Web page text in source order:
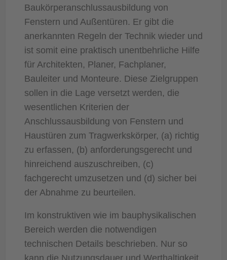
Baukörperanschlussausbildung von
Fenstern und Außentüren. Er gibt die
anerkannten Regeln der Technik wieder und
ist somit eine praktisch unentbehrliche Hilfe
für Architekten, Planer, Fachplaner,
Bauleiter und Monteure. Diese Zielgruppen
sollen in die Lage versetzt werden, die
wesentlichen Kriterien der
Anschlussausbildung von Fenstern und
Haustüren zum Tragwerkskörper, (a) richtig
zu erfassen, (b) anforderungsgerecht und
hinreichend auszuschreiben, (c)
fachgerecht umzusetzen und (d) sicher bei
der Abnahme zu beurteilen.
Im konstruktiven wie im bauphysikalischen
Bereich werden die notwendigen
technischen Details beschrieben. Nur so
kann die Nutzungsdauer und Werthaltigkeit